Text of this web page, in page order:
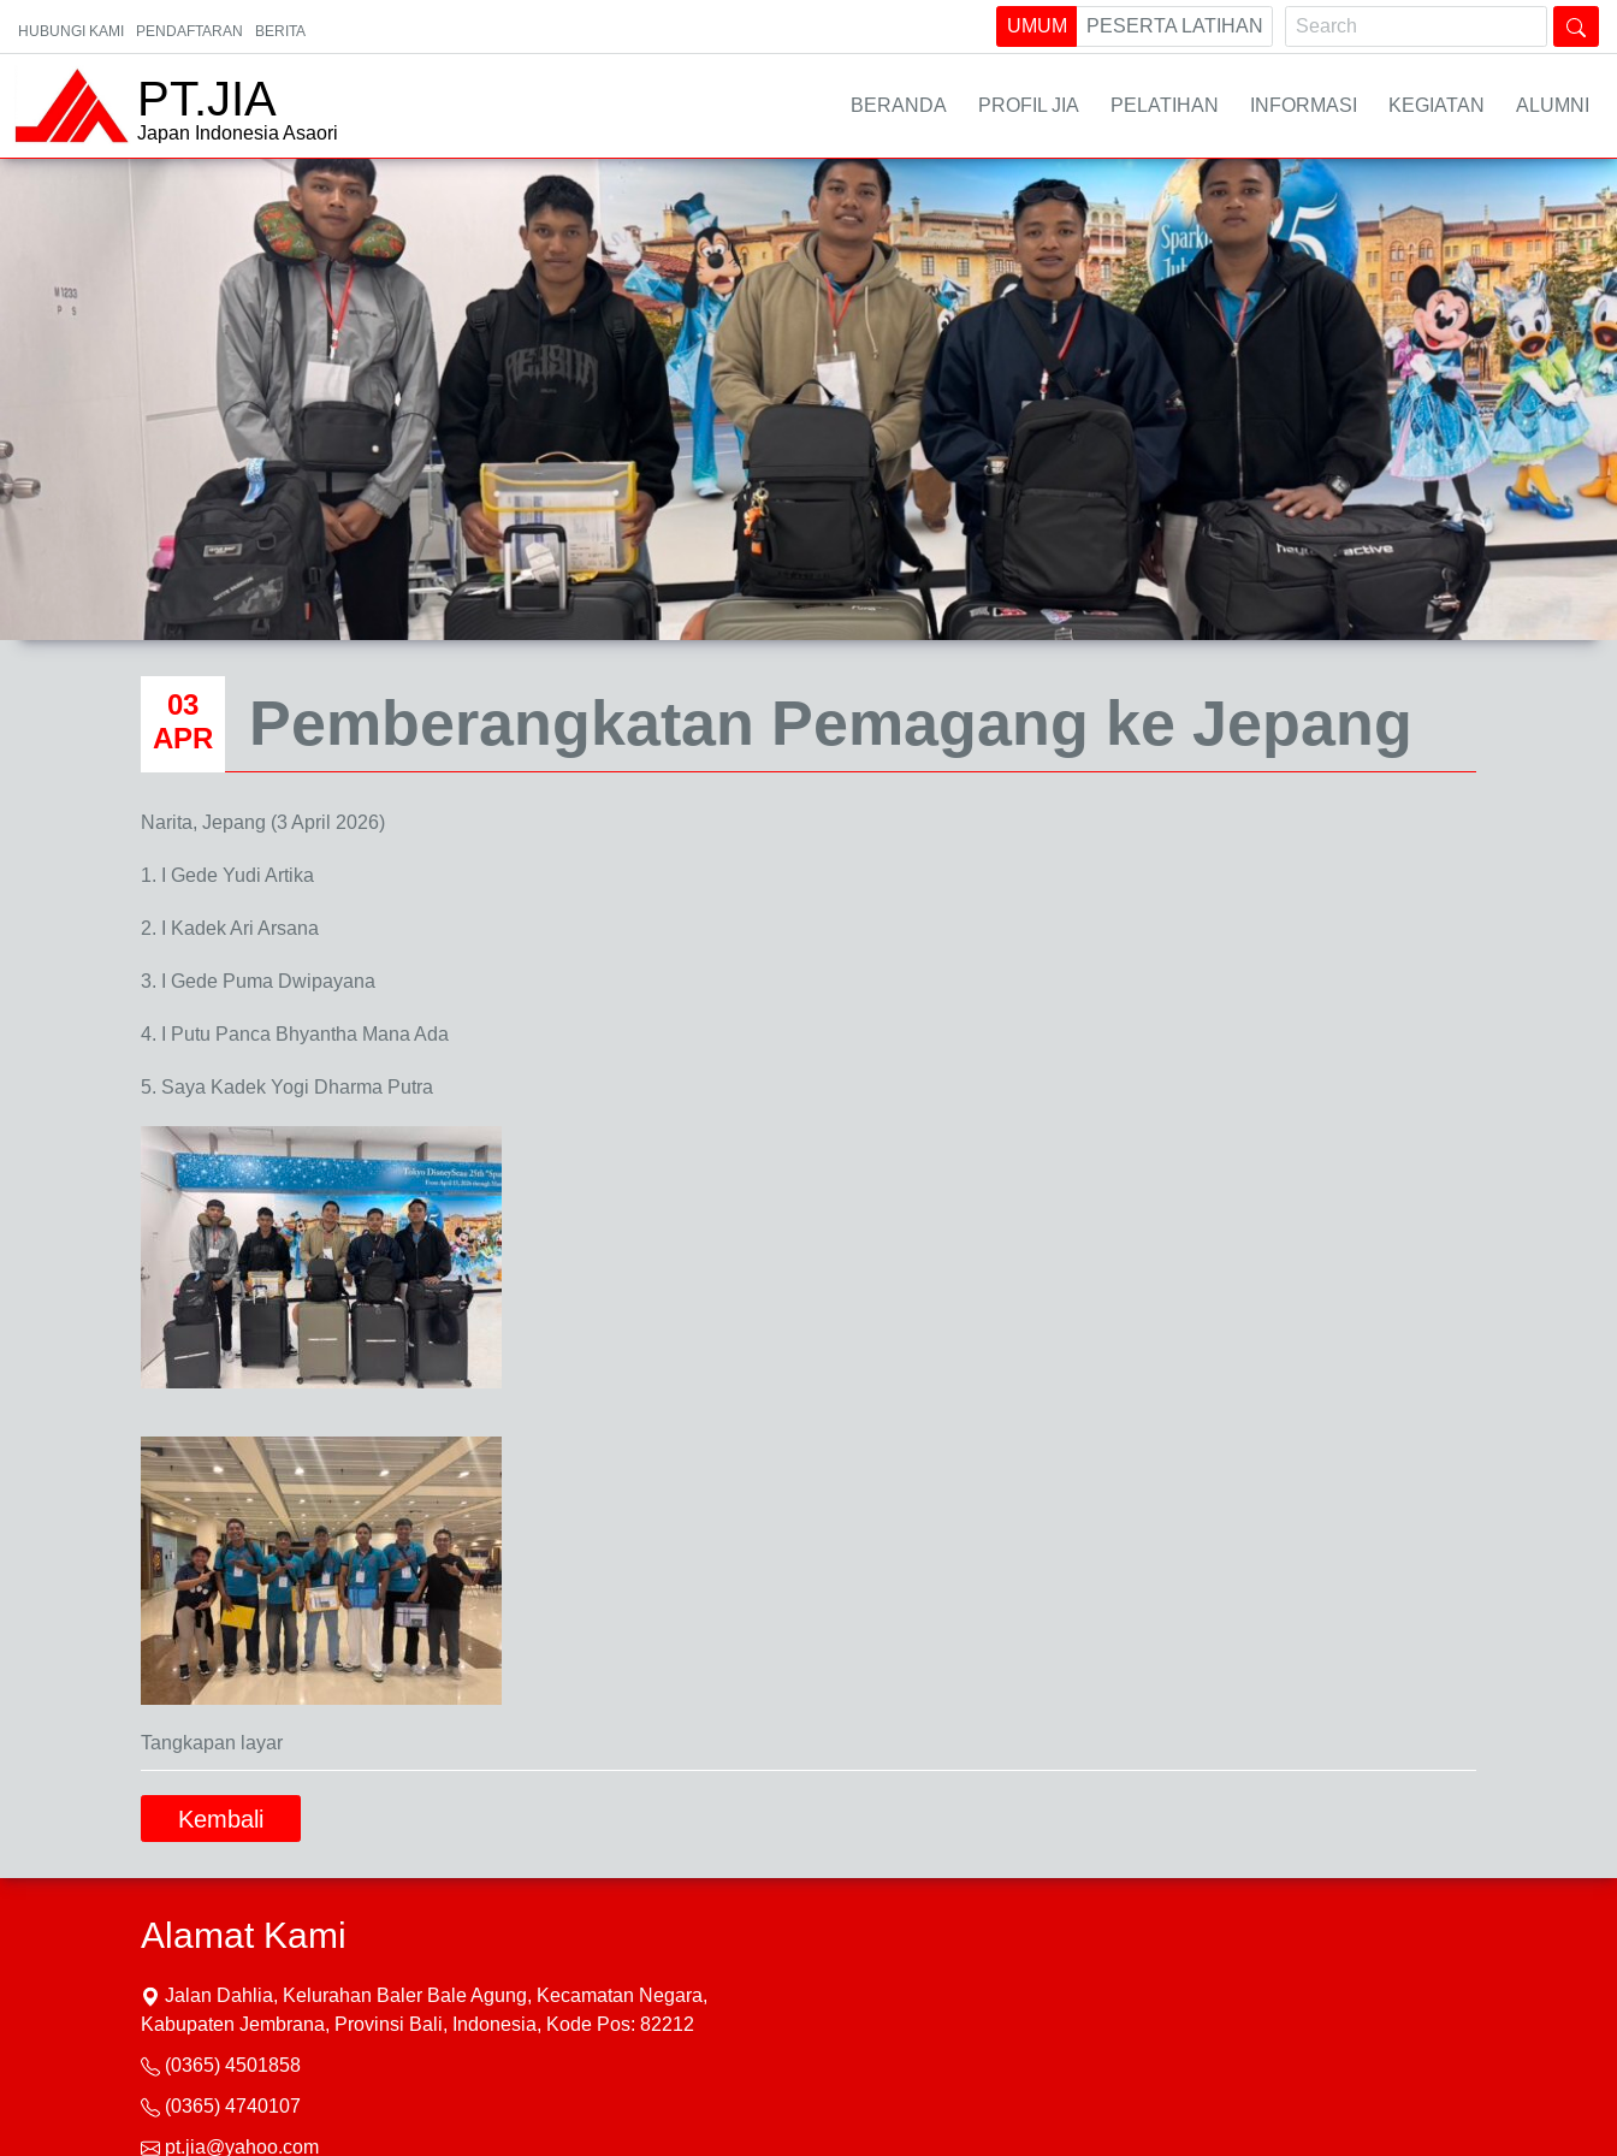
HUBUNGI KAMI PENDAFTARAN BERITA UMUM PESERTA LATIHAN
PT.JIA
Japan Indonesia Asaori
BERANDA PROFIL JIA PELATIHAN INFORMASI KEGIATAN ALUMNI
03
APR
Pemberangkatan Pemagang ke Jepang
Narita, Jepang (3 April 2026)
1. I Gede Yudi Artika
2. I Kadek Ari Arsana
3. I Gede Puma Dwipayana
4. I Putu Panca Bhyantha Mana Ada
5. Saya Kadek Yogi Dharma Putra
Tangkapan layar
Kembali
Alamat Kami
Jalan Dahlia, Kelurahan Baler Bale Agung, Kecamatan Negara,
Kabupaten Jembrana, Provinsi Bali, Indonesia, Kode Pos: 82212
(0365) 4501858
(0365) 4740107
pt.jia@yahoo.com